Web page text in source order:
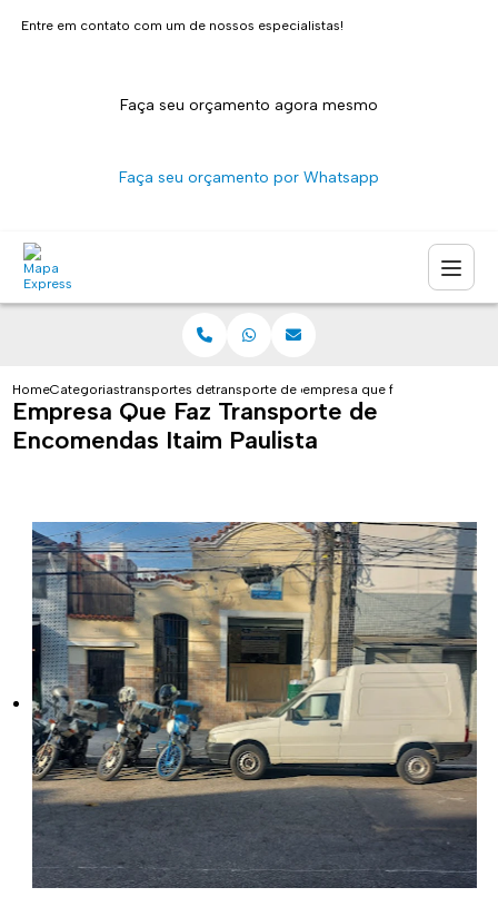
Entre em contato com um de nossos especialistas!
Faça seu orçamento agora mesmo
Faça seu orçamento por Whatsapp
HomeCategoriastransportes de encomendastransporte de encomendas pequenas sao
empresa que faz transporte
Empresa Que Faz Transporte de
Encomendas Itaim Paulista